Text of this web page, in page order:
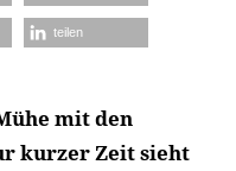
teilen
mit den
kurzer Zeit sieht